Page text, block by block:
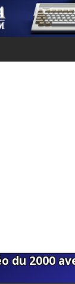
du 2000